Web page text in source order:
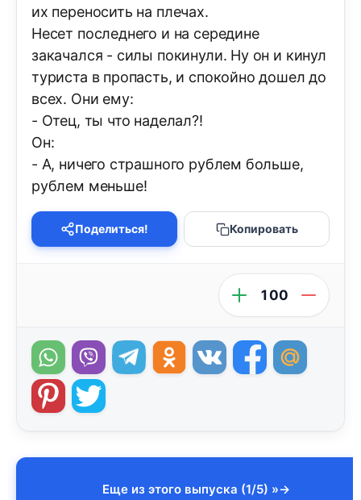
их переносить на плечах.
Несет последнего и на середине
закачался - силы покинули. Ну он и кинул
туриста в пропасть, и спокойно дошел до
всех. Они ему:
- Отец, ты что наделал?!
Он:
- А, ничего страшного рублем больше,
рублем меньше!
Поделиться! Копировать
100
Еще из этого выпуска (1/5) »